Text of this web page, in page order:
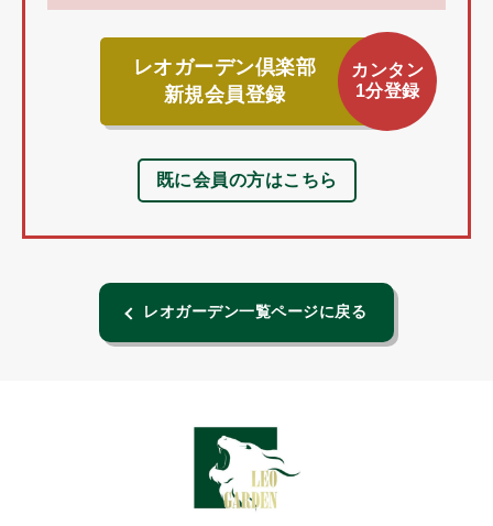
レオガーデン倶楽部
新規会員登録
カンタン
1分登録
既に会員の方はこちら
レオガーデン一覧ページに戻る